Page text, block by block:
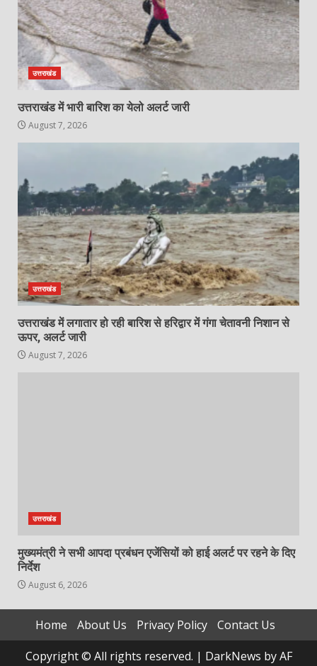
उत्तराखंड
उत्तराखंड में भारी बारिश का येलो अलर्ट जारी
August 7, 2026
उत्तराखंड
उत्तराखंड में लगातार हो रही बारिश से हरिद्वार में गंगा चेतावनी निशान से
ऊपर, अलर्ट जारी
August 7, 2026
उत्तराखंड
मुख्यमंत्री ने सभी आपदा प्रबंधन एजेंसियों को हाई अलर्ट पर रहने के दिए
निर्देश
August 6, 2026
Home About Us Privacy Policy
Contact Us
Copyright © All rights reserved. | DarkNews by AF